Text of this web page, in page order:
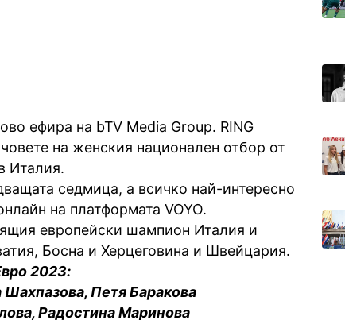
ефира на bTV Media Group. RING
на женския национален отбор от
Италия.
седмица, а всичко най-интересно
на платформата VOYO.
европейски шампион Италия и
Босна и Херцеговина и Швейцария.
2023:
Петя Баракова
Радостина Маринова